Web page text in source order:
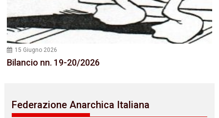
15 Giugno 2026
Bilancio nn. 19-20/2026
Federazione Anarchica Italiana